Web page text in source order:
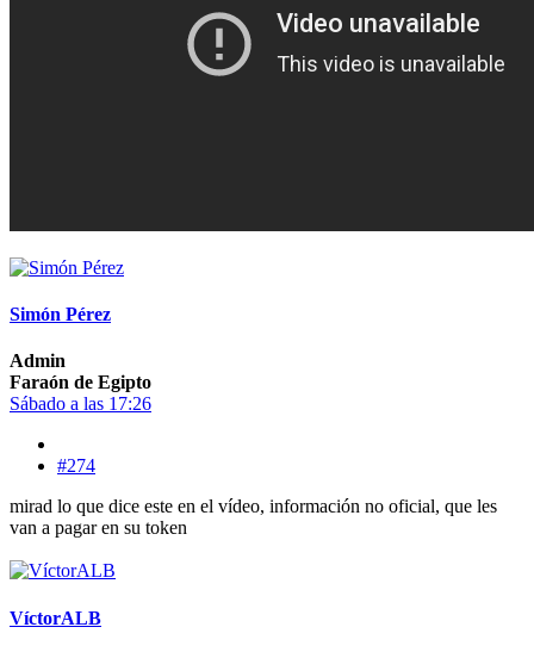
Simón Pérez
Admin
Faraón de Egipto
Sábado a las 17:26
#274
mirad lo que dice este en el vídeo, información no oficial, que les
van a pagar en su token
VíctorALB